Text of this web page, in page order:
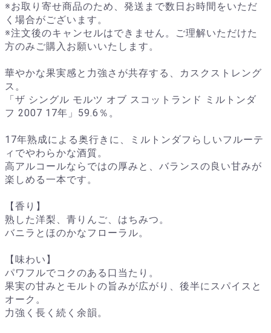
※お取り寄せ商品のため、発送まで数日お時間をいただ
く場合がございます。
※注文後のキャンセルはできません。ご理解いただけた
方のみご購入お願いいたします。
華やかな果実感と力強さが共存する、カスクストレング
ス。
「ザ シングル モルツ オブ スコットランド ミルトンダ
フ 2007 17年」59.6％。
17年熟成による奥行きに、ミルトンダフらしいフルーテ
ィでやわらかな酒質。
高アルコールならではの厚みと、バランスの良い甘みが
楽しめる一本です。
【香り】
熟した洋梨、青りんご、はちみつ。
バニラとほのかなフローラル。
【味わい】
パワフルでコクのある口当たり。
果実の甘みとモルトの旨みが広がり、後半にスパイスと
オーク。
力強く長く続く余韻。